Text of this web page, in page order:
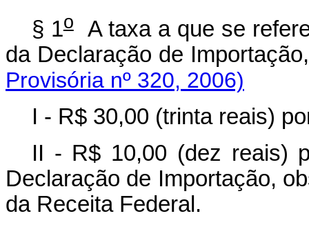
§ 1oA taxa a que se
da Declaração de
Provisória nº 320, 2006)
I - R$ 30,00 (trinta reais)
II - R$ 10,00 (dez reais)
Declaração de Importação,
da Receita Federal.